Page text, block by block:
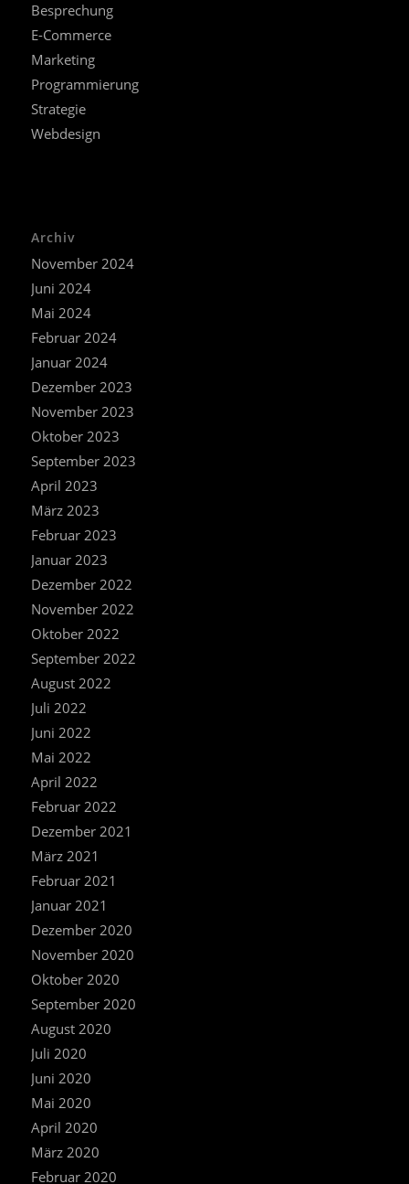
Besprechung
E-Commerce
Marketing
Programmierung
Strategie
Webdesign
Archiv
November 2024
Juni 2024
Mai 2024
Februar 2024
Januar 2024
Dezember 2023
November 2023
Oktober 2023
September 2023
April 2023
März 2023
Februar 2023
Januar 2023
Dezember 2022
November 2022
Oktober 2022
September 2022
August 2022
Juli 2022
Juni 2022
Mai 2022
April 2022
Februar 2022
Dezember 2021
März 2021
Februar 2021
Januar 2021
Dezember 2020
November 2020
Oktober 2020
September 2020
August 2020
Juli 2020
Juni 2020
Mai 2020
April 2020
März 2020
Februar 2020